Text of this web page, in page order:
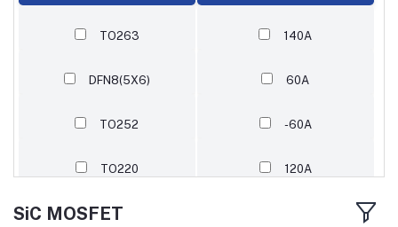
TO263
DFN8(5X6)
TO252
TO220
TO220F
140A
60A
-60A
120A
SiC MOSFET